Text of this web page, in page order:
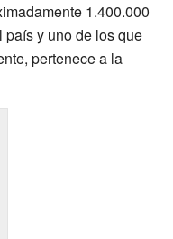
1.400.000
y uno de los que
pertenece a la